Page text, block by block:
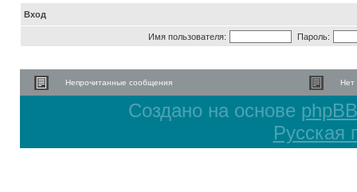
Вход
Имя пользователя: Пароль:
Непрочитанные сообщения Нет
Создано на основе phpBB
Русская